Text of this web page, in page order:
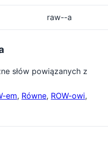
raw--a
słów powiązanych z
em, Równe, ROW-owi,